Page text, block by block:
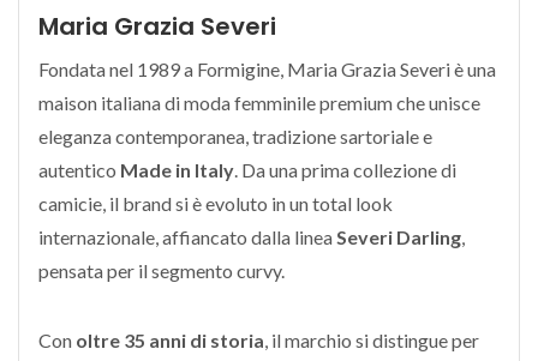
Maria Grazia Severi
Fondata nel 1989 a Formigine, Maria Grazia Severi è una
maison italiana di moda femminile premium che unisce
eleganza contemporanea, tradizione sartoriale e
autentico Made in Italy. Da una prima collezione di
camicie, il brand si è evoluto in un total look
internazionale, affiancato dalla lineaSeveri Darling,
pensata per il segmento curvy.
Con oltre 35 anni di storia, il marchio si distingue per